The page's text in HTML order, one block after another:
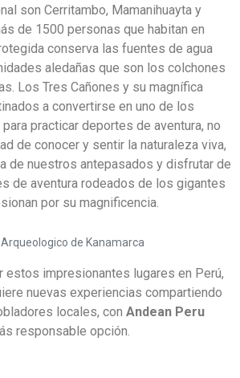
son Cerritambo, Mamanihuayta y
de 1500 personas que habitan en
conserva las fuentes de agua
aledañas que son los colchones
Los Tres Cañones y su magnífica
a convertirse en uno de los
practicar deportes de aventura, no
de conocer y sentir la naturaleza viva,
de nuestros antepasados y disfrutar de
de aventura rodeados de los gigantes
por su magnificencia.
de Kanamarca
estos impresionantes lugares en Perú,
nuevas experiencias compartiendo
locales, con Andean Peru
responsable opción.